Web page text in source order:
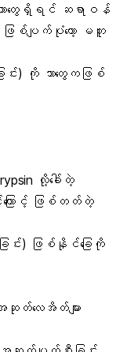
တွေရှိရင် ဆရာဝန်
စ်ပျက်ပုံတော့ မတူ
င်း) ကို ဘာတွေကဖြစ်
လို့ခေါ်တဲ့
ောင့် ဖြစ်တတ်တဲ့
ြင်း) ဖြစ်နိုင်ခြေကို
အဆုတ်လေအိတ်များ